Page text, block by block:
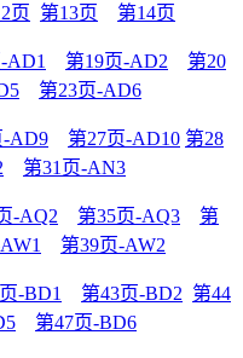
页 第13页 第14页
AD1 第19页-AD2
第20
第23页-AD6
-AD9 第27页-AD10 第28
第31页-AN3
-AQ2 第35页-AQ3
第
第39页-AW2
-BD1 第43页-BD2 第44
第47页-BD6